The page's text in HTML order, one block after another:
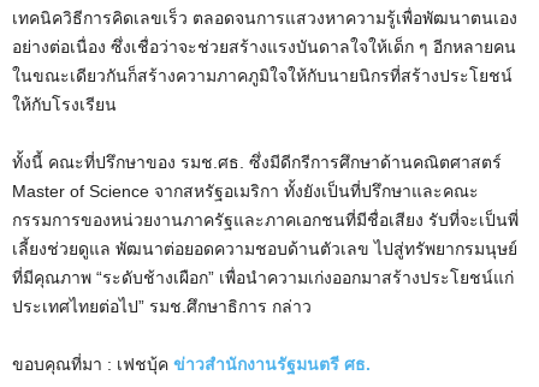
เทคนิควิธีการคิดเลขเร็ว ตลอดจนการแสวงหาความรู้เพื่อพัฒนาตนเอง
อย่างต่อเนื่อง ซึ่งเชื่อว่าจะช่วยสร้างแรงบันดาลใจให้เด็ก ๆ อีกหลายคน
ในขณะเดียวกันก็สร้างความภาคภูมิใจให้กับนายนิกรที่สร้างประโยชน์
ให้กับโรงเรียน
ทั้งนี้ คณะที่ปรึกษาของ รมช.ศธ. ซึ่งมีดีกรีการศึกษาด้านคณิตศาสตร์
Master of Science จากสหรัฐอเมริกา ทั้งยังเป็นที่ปรึกษาและคณะ
กรรมการของหน่วยงานภาครัฐและภาคเอกชนที่มีชื่อเสียง รับที่จะเป็นพี่
เลี้ยงช่วยดูแล พัฒนาต่อยอดความชอบด้านตัวเลข ไปสู่ทรัพยากรมนุษย์
ที่มีคุณภาพ “ระดับช้างเผือก” เพื่อนำความเก่งออกมาสร้างประโยชน์แก่
ประเทศไทยต่อไป” รมช.ศึกษาธิการ กล่าว
ขอบคุณที่มา : เฟชบุ้ค ข่าวสำนักงานรัฐมนตรี ศธ.